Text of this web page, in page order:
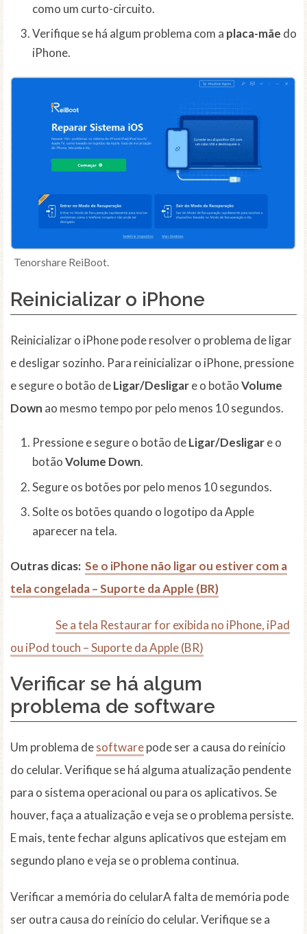
como um curto-circuito.
Verifique se há algum problema com a placa-mãe do
iPhone.
Tenorshare ReiBoot.
Reinicializar o iPhone
Reinicializar o iPhone pode resolver o problema de ligar
e desligar sozinho. Para reinicializar o iPhone, pressione
e segure o botão deLigar/Desligare o botãoVolume
Down ao mesmo tempo por pelo menos 10 segundos.
Pressione e segure o botão deLigar/Desligare o
botãoVolume Down.
Segure os botões por pelo menos 10 segundos.
Solte os botões quando o logotipo da Apple
aparecer na tela.
Outras dicas: Se o iPhone não ligar ou estiver com a
tela congelada – Suporte da Apple (BR)
Se a tela Restaurar for exibida no iPhone, iPad
ou iPod touch – Suporte da Apple (BR)
Verificar se há algum
problema de software
Um problema desoftwarepode ser a causa do reinício
do celular. Verifique se há alguma atualização pendente
para o sistema operacional ou para os aplicativos. Se
houver, faça a atualização e veja se o problema persiste.
E mais, tente fechar alguns aplicativos que estejam em
segundo plano e veja se o problema continua.
Verificar a memória do celularA falta de memória pode
ser outra causa do reinício do celular. Verifique se a